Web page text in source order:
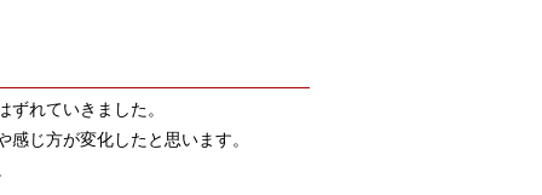
れていきました。
じ方が変化したと思います。